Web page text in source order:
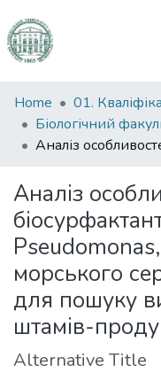
Communities
&
Collections
Statistics
Home
Біологічний
Аналіз
морського
для пошуку
штамів-
Alternative Title